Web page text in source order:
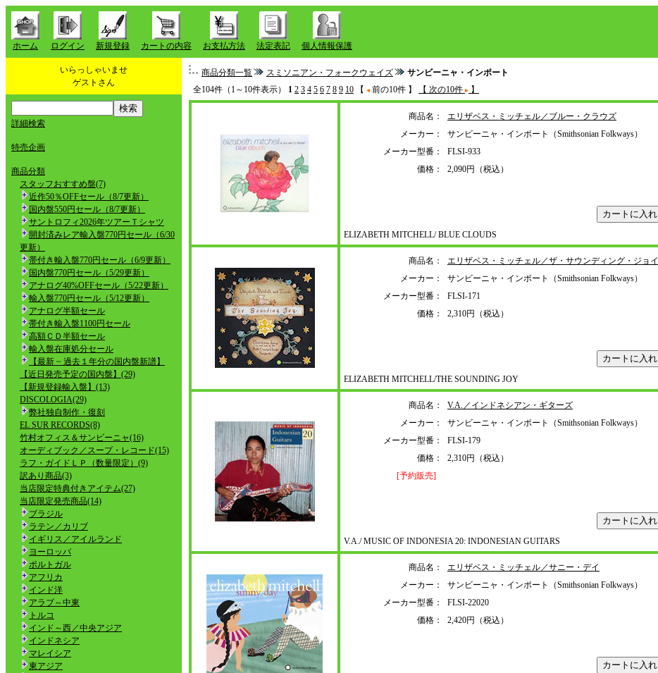
ホーム ログイン 新規登録 カートの内容 お支払方法 法定表記 個人情報保護
いらっしゃいませ
ゲストさん
詳細検索
特売企画
商品分類
スタッフおすすめ盤(7)
近作50％OFFセール（8/7更新）
国内盤550円セール（8/7更新）
サントロフィ2026年ツアーＴシャツ
開封済みレア輸入盤770円セール（6/30
更新）
帯付き輸入盤770円セール（6/9更新）
国内盤770円セール（5/29更新）
アナログ40%OFFセール（5/22更新）
輸入盤770円セール（5/12更新）
アナログ半額セール
帯付き輸入盤1100円セール
高額ＣＤ半額セール
輸入盤在庫処分セール
【最新 ~ 過去１年分の国内盤新譜】
【近日発売予定の国内盤】(29)
【新規登録輸入盤】(13)
DISCOLOGIA(29)
弊社独自制作・復刻
EL SUR RECORDS(8)
竹村オフィス＆サンビーニャ(16)
オーディブック／スープ・レコード(15)
ラフ・ガイドＬＰ（数量限定）(9)
訳あり商品(3)
当店限定特典付きアイテム(27)
当店限定発売商品(14)
ブラジル
ラテン／カリブ
イギリス／アイルランド
ヨーロッパ
ポルトガル
アフリカ
インド洋
アラブ～中東
トルコ
インド～西／中央アジア
インドネシア
マレイシア
東アジア
商品分類一覧 スミソニアン・フォークウェイズ
サンビーニャ・インポート
全104件（1～10件表示） 1 2 3 4 5 6 7 8 9 10 【 前の10件 】 【 次の10件 】
商品名：
エリザベス・ミッチェル／ブルー・クラウズ
メーカー：
サンビーニャ・インポート（Smithsonian Folkways）
メーカー型番：
FLSI-933
価格：
2,090円（税込）
ELIZABETH MITCHELL/ BLUE CLOUDS
商品名：
エリザベス・ミッチェル／ザ・サウンディング・ジョイ
メーカー：
サンビーニャ・インポート（Smithsonian Folkways）
メーカー型番：
FLSI-171
価格：
2,310円（税込）
ELIZABETH MITCHELL/THE SOUNDING JOY
商品名：
V.A.／インドネシアン・ギターズ
メーカー：
サンビーニャ・インポート（Smithsonian Folkways）
メーカー型番：
FLSI-179
価格：
2,310円（税込）
[予約販売]
V.A./ MUSIC OF INDONESIA 20: INDONESIAN GUITARS
商品名：
エリザベス・ミッチェル／サニー・デイ
メーカー：
サンビーニャ・インポート（Smithsonian Folkways）
メーカー型番：
FLSI-22020
価格：
2,420円（税込）